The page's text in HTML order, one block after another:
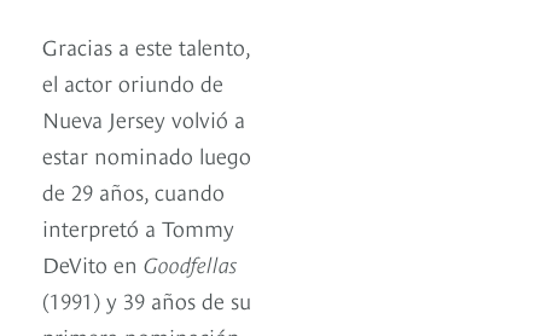
Gracias a este talento,
el actor oriundo de
Nueva Jersey volvió a
estar nominado luego
de 29 años, cuando
interpretó a Tommy
DeVito en Goodfellas
(1991) y 39 años de su